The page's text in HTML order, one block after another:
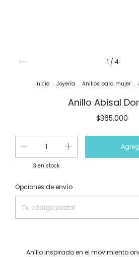
1 / 4
Inicio . Joyería . Anillos para mujer .
Anillo Abisal
$365.000
3 en stock
Entregas para el CP:
Opciones de envío
Anillo inspirado en el movimiento